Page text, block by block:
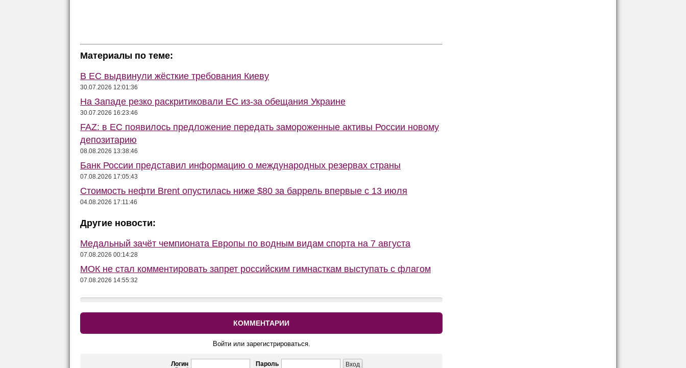
Материалы по теме:
В ЕС выдвинули жёсткие требования Киеву
30.07.2026 12:01:36
На Западе резко раскритиковали ЕС из-за обещания Украине
30.07.2026 16:23:46
FAZ: в ЕС появилось предложение передать замороженные активы России новому
депозитарию
08.08.2026 13:38:46
Банк России представил информацию о международных резервах страны
07.08.2026 17:05:43
Стоимость нефти Brent опустилась ниже $80 за баррель впервые с 13 июля
04.08.2026 17:11:46
Другие новости:
Медальный зачёт чемпионата Европы по водным видам спорта на 7 августа
07.08.2026 00:14:28
МОК не стал комментировать запрет российским гимнасткам выступать с флагом
07.08.2026 14:55:32
КОММЕНТАРИИ
Войти или зарегистрироваться.
Логин Пароль